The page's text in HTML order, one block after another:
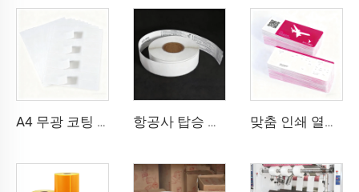
A4 무광 코팅 미색 라벨 바코드 스티커 라벨 8.5x11인치 A4 시트 레이저 프린터 및 잉크젯 프린터용 항공사 탑승 수하물 라벨 스티커 태그 열전사 합성지 직접 열전사 BOPP 필름 수하물 라벨 맞춤 인쇄 열전사 골판지 항공권 항공티켓 탑승권 종이 항공권